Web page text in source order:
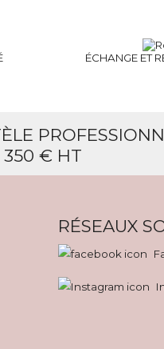
ÉCHANGE ET
350 € HT
RÉSEAUX